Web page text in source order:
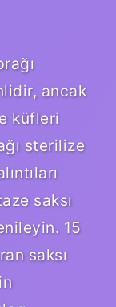
ancak
küfleri
sterilize
saksı
15
saksı